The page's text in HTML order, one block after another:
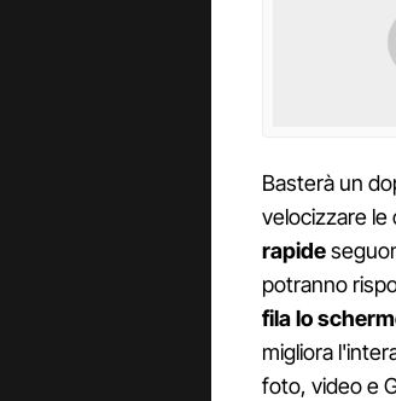
Basterà un
velocizzare le
rapide
potranno
fila lo
migliora
foto, video e